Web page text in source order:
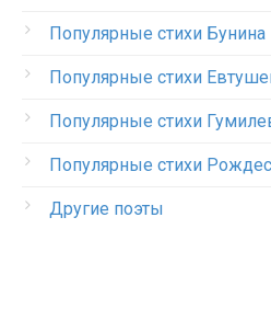
Популярные стихи Бунина
Популярные стихи
Популярные стихи
Популярные стихи
Другие поэты